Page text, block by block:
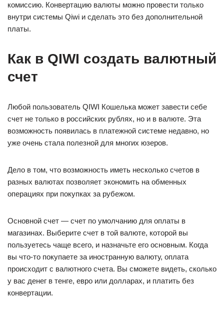
комиссию. Конвертацию валюты можно провести только
внутри системы Qiwi и сделать это без дополнительной
платы.
Как в QIWI создать валютный
счет
Любой пользователь QIWI Кошелька может завести себе
счет не только в российских рублях, но и в валюте. Эта
возможность появилась в платежной системе недавно, но
уже очень стала полезной для многих юзеров.
Дело в том, что возможность иметь несколько счетов в
разных валютах позволяет экономить на обменных
операциях при покупках за рубежом.
Основной счет — счет по умолчанию для оплаты в
магазинах. Выберите счет в той валюте, которой вы
пользуетесь чаще всего, и назначьте его основным. Когда
вы что-то покупаете за иностранную валюту, оплата
происходит с валютного счета. Вы сможете видеть, сколько
у вас денег в тенге, евро или долларах, и платить без
конвертации.